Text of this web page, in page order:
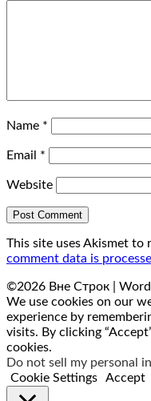
Name *
Email *
Website
This site uses Akismet to
comment data is
©2026 Вне Строк |
We use cookies on our
experience by
visits. By clicking
cookies.
Do not sell my personal
Cookie Settings
Accept